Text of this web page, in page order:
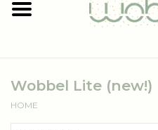
Shop
Wobbel Lite (new!)
HOME